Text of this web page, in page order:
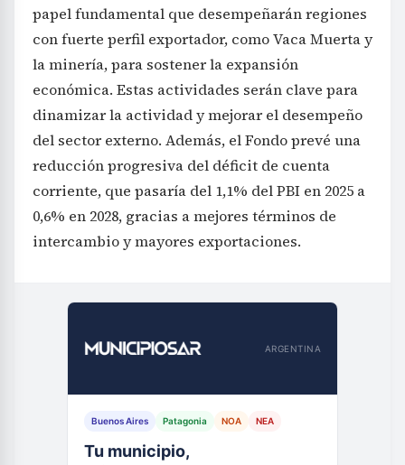
papel fundamental que desempeñarán regiones
con fuerte perfil exportador, como Vaca Muerta y
la minería, para sostener la expansión
económica. Estas actividades serán clave para
dinamizar la actividad y mejorar el desempeño
del sector externo. Además, el Fondo prevé una
reducción progresiva del déficit de cuenta
corriente, que pasaría del 1,1% del PBI en 2025 a
0,6% en 2028, gracias a mejores términos de
intercambio y mayores exportaciones.
ARGENTINA
Buenos Aires Patagonia NOA NEA
Tu municipio,